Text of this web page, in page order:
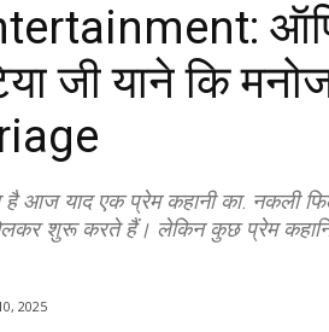
जी याने कि
है आज याद एक प्रेम कहानी का. नकली
शुरू करते हैं। लेकिन कुछ प्रेम
2025